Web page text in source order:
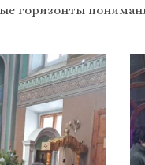
горизонты